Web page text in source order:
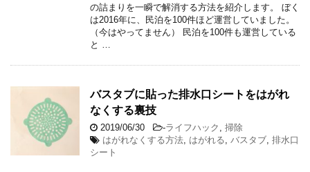
の詰まりを一瞬で解消する方法を紹介します。 ぼく
は2016年に、民泊を100件ほど運営していました。
（今はやってません） 民泊を100件も運営している
と …
バスタブに貼った排水口シートをはがれ
なくする裏技
2019/06/30 -ライフハック , 掃除
はがれなくする方法, はがれる, バスタブ, 排水口
シート